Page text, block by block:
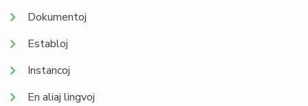
Dokumentoj
Establoj
Instancoj
En aliaj lingvoj